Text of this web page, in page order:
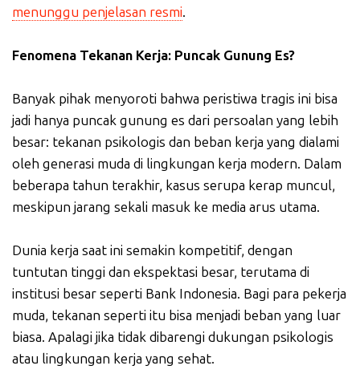
menunggu penjelasan resmi.
Fenomena Tekanan Kerja: Puncak Gunung Es?
Banyak pihak menyoroti bahwa peristiwa tragis ini bisa
jadi hanya puncak gunung es dari persoalan yang lebih
besar: tekanan psikologis dan beban kerja yang dialami
oleh generasi muda di lingkungan kerja modern. Dalam
beberapa tahun terakhir, kasus serupa kerap muncul,
meskipun jarang sekali masuk ke media arus utama.
Dunia kerja saat ini semakin kompetitif, dengan
tuntutan tinggi dan ekspektasi besar, terutama di
institusi besar seperti Bank Indonesia. Bagi para pekerja
muda, tekanan seperti itu bisa menjadi beban yang luar
biasa. Apalagi jika tidak dibarengi dukungan psikologis
atau lingkungan kerja yang sehat.